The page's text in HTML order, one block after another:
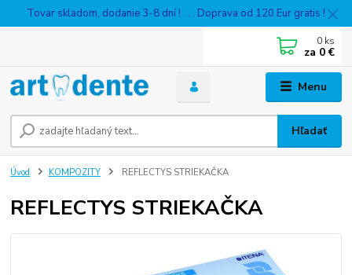
Tovar skladom, dodanie 3-8 dní ! . . . Doprava od 120 Eur gratis !
Menu
Hľadať
0 ks
za 0 €
Úvod KOMPOZITY REFLECTYS STRIEKAČKA
REFLECTYS STRIEKAČKA